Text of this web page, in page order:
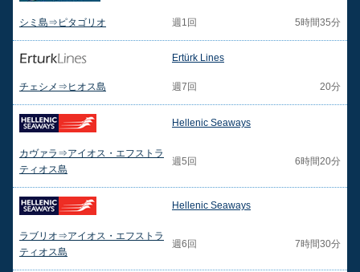
シミ島⇒ピタゴリオ 週1回 5時間35分
Ertürk Lines
チェシメ⇒ヒオス島 週7回 20分
Hellenic Seaways
カヴァラ⇒アイオス・エフストラ
ティオス島
週5回 6時間20分
Hellenic Seaways
ラブリオ⇒アイオス・エフストラ
ティオス島
週6回 7時間30分